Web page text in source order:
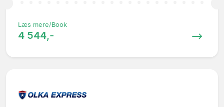
Læs mere/Book
4 544,-